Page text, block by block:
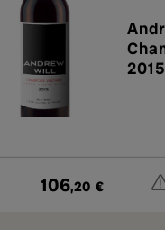
2015
106,20 €